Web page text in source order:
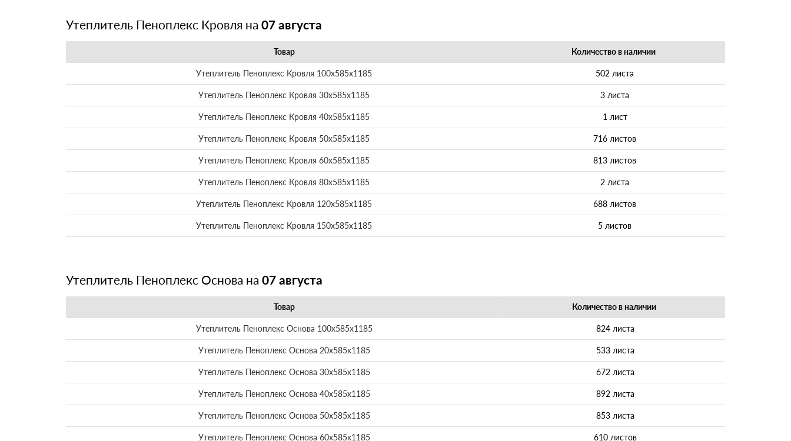
Утеплитель Пеноплекс Кровля на 07 августа
Товар Количество в наличии
Утеплитель Пеноплекс Кровля 100х585х1185 502 листа
Утеплитель Пеноплекс Кровля 30х585х1185 3 листа
Утеплитель Пеноплекс Кровля 40х585х1185 1 лист
Утеплитель Пеноплекс Кровля 50х585х1185 716 листов
Утеплитель Пеноплекс Кровля 60х585х1185 813 листов
Утеплитель Пеноплекс Кровля 80х585х1185 2 листа
Утеплитель Пеноплекс Кровля 120х585х1185 688 листов
Утеплитель Пеноплекс Кровля 150х585х1185 5 листов
Утеплитель Пеноплекс Основа на 07 августа
Товар Количество в наличии
Утеплитель Пеноплекс Основа 100х585х1185 824 листа
Утеплитель Пеноплекс Основа 20х585х1185 533 листа
Утеплитель Пеноплекс Основа 30х585х1185 672 листа
Утеплитель Пеноплекс Основа 40х585х1185 892 листа
Утеплитель Пеноплекс Основа 50х585х1185 853 листа
Утеплитель Пеноплекс Основа 60х585х1185 610 листов